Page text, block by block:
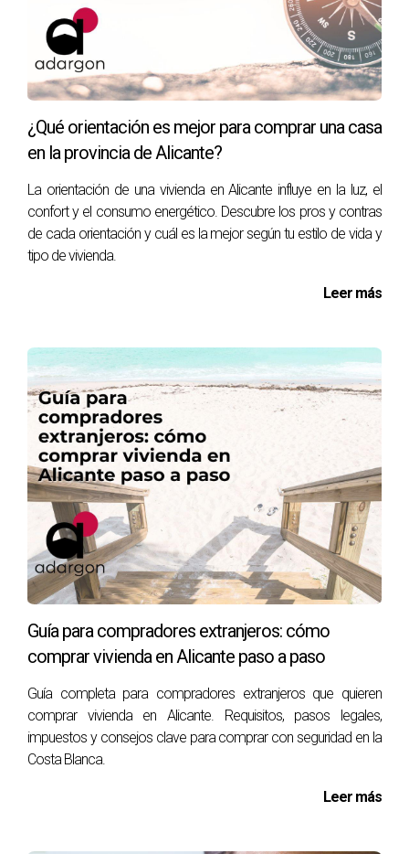
· Redes nacionales
· Colaboradores internacionales
Siempre bajo normas claras, transparentes y previamente
Con la centralización:
· Sabemos exactamente quién trae cada comprador
· Evitamos duplicidades
Sin llamadas cruzadas, sin malentendidos, sin conflictos.
¿Y LA EXCLUSIVIDAD? CUANDO
SUMA, NO CUANDO RESTA
Una exclusividad bien gestionada no limita, sino que
multiplicaoportunidades cuando:
· Existe colaboración real con otras agencias
· No se cobra comisión adicional al comprador
· Se trabaja con alcance nacional e internacional
· Se invierte en marketing profesional
En Adargon, la exclusividad:
· Suele implicarmejores condiciones económicaspara el
propietario
· Incluyeservicios premium
¿Qué orientación es mejor para comprar una casa
en la provincia de Alicante?
La orientación de una vivienda en Alicante influye en la luz, el
confort y el consumo energético. Descubre los pros y contras
de cada orientación y cuál es la mejor según tu estilo de vida y
tipo de vivienda.
Leer más
Guía para compradores extranjeros: cómo
comprar vivienda en Alicante paso a paso
Guía completa para compradores extranjeros que quieren
comprar vivienda en Alicante. Requisitos, pasos legales,
impuestos y consejos clave para comprar con seguridad en la
Costa Blanca.
Leer más